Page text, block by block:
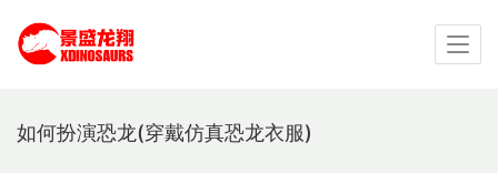
如何扮演恐龙(穿戴仿真恐龙衣服)